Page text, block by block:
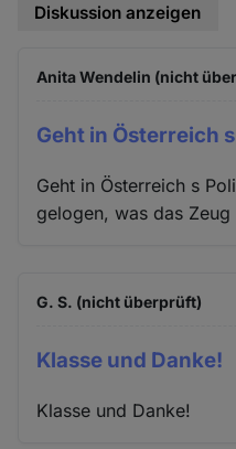
Diskussion anzeigen
Anita Wendelin (nicht
Geht in Österreich
Geht in Österreich s
gelogen, was das Zeug
G. S. (nicht überprüft)
Klasse und Danke!
Klasse und Danke!